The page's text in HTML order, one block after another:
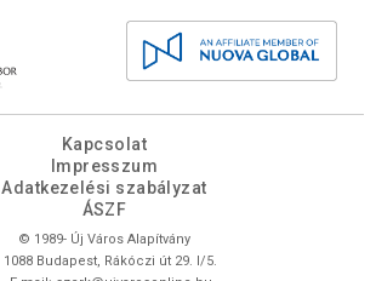
Kapcsolat
Impresszum
Adatkezelési szabályzat
ÁSZF
© 1989- Új Város Alapítvány
1088 Budapest, Rákóczi út 29. I/5.